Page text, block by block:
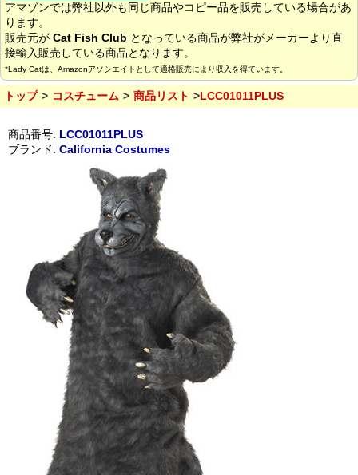
アマゾンでは弊社以外も同じ商品やコピー品を販売している場合があ
ります。
販売元が Cat Fish Club となっている商品が弊社がメーカーより直
接輸入販売している商品となります。
*Lady Catは、Amazonアソシエイトとして適格販売により収入を得ています。
トップ コスチューム 商品リスト LCC01011PLUS
商品番号: LCC01011PLUS
ブランド: California Costumes